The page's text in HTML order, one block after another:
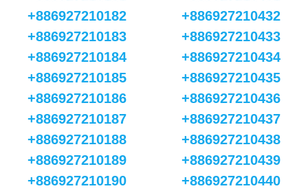
+886927210182
+886927210183
+886927210184
+886927210185
+886927210186
+886927210187
+886927210188
+886927210189
+886927210190
+886927210432
+886927210433
+886927210434
+886927210435
+886927210436
+886927210437
+886927210438
+886927210439
+886927210440